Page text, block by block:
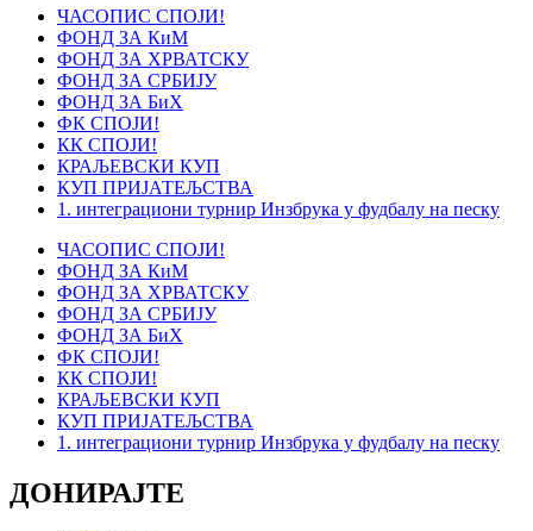
ЧАСОПИС СПОЈИ!
ФОНД ЗА КиМ
ФОНД ЗА ХРВАТСКУ
ФОНД ЗА СРБИЈУ
ФОНД ЗА БиХ
ФК СПОЈИ!
КК СПОЈИ!
КРАЉЕВСКИ КУП
КУП ПРИЈАТЕЉСТВА
1. интеграциони турнир Инзбрука у фудбалу на песку
ЧАСОПИС СПОЈИ!
ФОНД ЗА КиМ
ФОНД ЗА ХРВАТСКУ
ФОНД ЗА СРБИЈУ
ФОНД ЗА БиХ
ФК СПОЈИ!
КК СПОЈИ!
КРАЉЕВСКИ КУП
КУП ПРИЈАТЕЉСТВА
1. интеграциони турнир Инзбрука у фудбалу на песку
ДОНИРАЈТЕ